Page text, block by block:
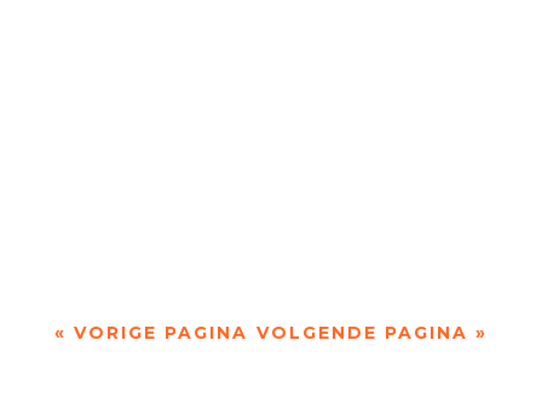
« VORIGE PAGINA VOLGENDE PAGINA »